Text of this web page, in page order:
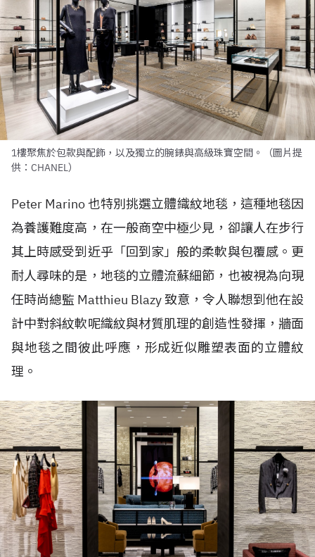
1樓聚焦於包款與配飾，以及獨立的腕錶與高級珠寶空間。（圖片提
供：CHANEL）
Peter Marino 也特別挑選立體織紋地毯，這種地毯因
為養護難度高，在一般商空中極少見，卻讓人在步行
其上時感受到近乎「回到家」般的柔軟與包覆感。更
耐人尋味的是，地毯的立體流蘇細節，也被視為向現
任時尚總監 Matthieu Blazy 致意，令人聯想到他在設
計中對斜紋軟呢織紋與材質肌理的創造性發揮，牆面
與地毯之間彼此呼應，形成近似雕塑表面的立體紋
理。